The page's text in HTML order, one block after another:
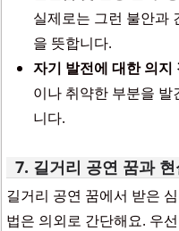
실제로는 그런 불안과
을 뜻합니다.
자기 발전에 대한 의지
이나 취약한 부분을
니다.
7. 길거리 공연 꿈과
길거리 공연 꿈에서 받은
법은 의외로 간단해요. 우